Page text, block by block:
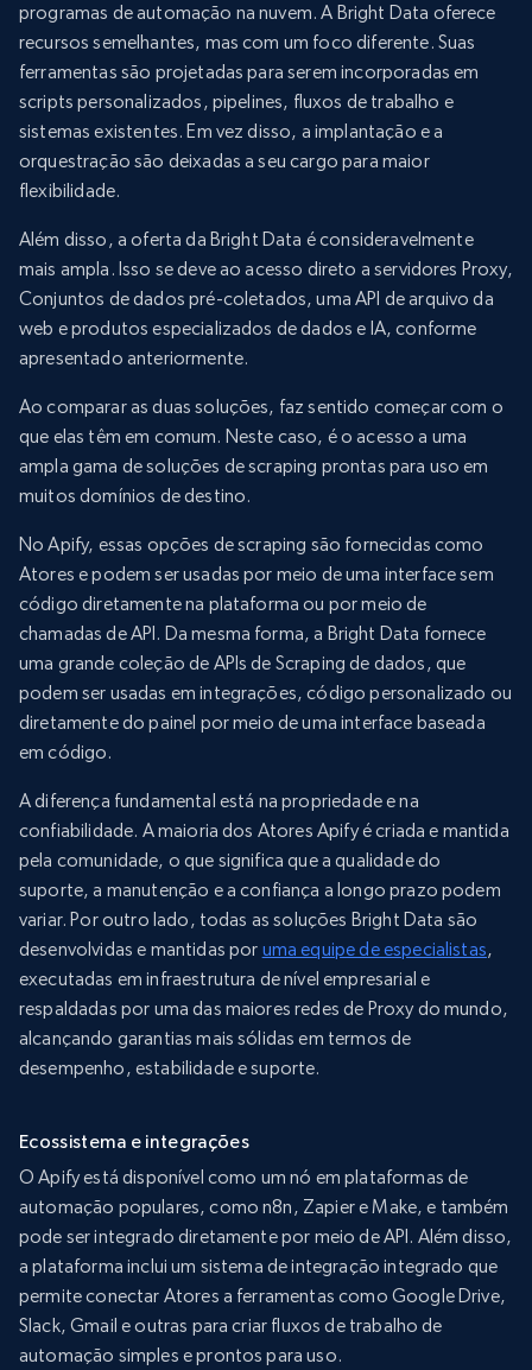
programas de automação na nuvem. A Bright Data oferece
recursos semelhantes, mas com um foco diferente. Suas
ferramentas são projetadas para serem incorporadas em
scripts personalizados, pipelines, fluxos de trabalho e
sistemas existentes. Em vez disso, a implantação e a
orquestração são deixadas a seu cargo para maior
flexibilidade.
Além disso, a oferta da Bright Data é consideravelmente
mais ampla. Isso se deve ao acesso direto a servidores Proxy,
Conjuntos de dados pré-coletados, uma API de arquivo da
web e produtos especializados de dados e IA, conforme
apresentado anteriormente.
Ao comparar as duas soluções, faz sentido começar com o
que elas têm em comum. Neste caso, é o acesso a uma
ampla gama de soluções de scraping prontas para uso em
muitos domínios de destino.
No Apify, essas opções de scraping são fornecidas como
Atores e podem ser usadas por meio de uma interface sem
código diretamente na plataforma ou por meio de
chamadas de API. Da mesma forma, a Bright Data fornece
uma grande coleção de APIs de Scraping de dados, que
podem ser usadas em integrações, código personalizado ou
diretamente do painel por meio de uma interface baseada
em código.
A diferença fundamental está na propriedade e na
confiabilidade. A maioria dos Atores Apify é criada e mantida
pela comunidade, o que significa que a qualidade do
suporte, a manutenção e a confiança a longo prazo podem
variar. Por outro lado, todas as soluções Bright Data são
desenvolvidas e mantidas por uma equipe de especialistas,
executadas em infraestrutura de nível empresarial e
respaldadas por uma das maiores redes de Proxy do mundo,
alcançando garantias mais sólidas em termos de
desempenho, estabilidade e suporte.
Ecossistema e integrações
O Apify está disponível como um nó em plataformas de
automação populares, como n8n, Zapier e Make, e também
pode ser integrado diretamente por meio de API. Além disso,
a plataforma inclui um sistema de integração integrado que
permite conectar Atores a ferramentas como Google Drive,
Slack, Gmail e outras para criar fluxos de trabalho de
automação simples e prontos para uso.